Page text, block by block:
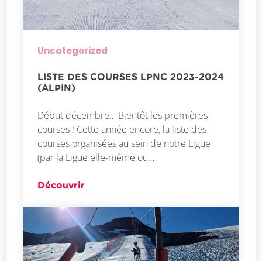
Uncategorized
LISTE DES COURSES LPNC 2023-2024
(ALPIN)
Début décembre… Bientôt les premières
courses ! Cette année encore, la liste des
courses organisées au sein de notre Ligue
(par la Ligue elle-même ou…
Découvrir